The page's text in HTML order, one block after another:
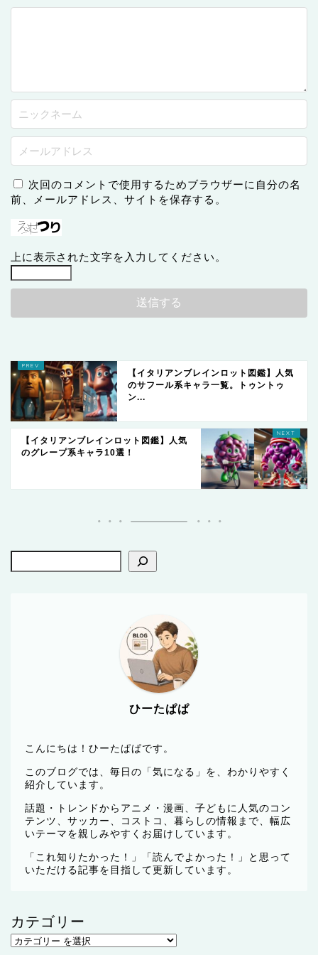
次回のコメントで使用するためブラウザーに自分の名
前、メールアドレス、サイトを保存する。
上に表示された文字を入力してください。
【イタリアンブレインロット図鑑】人気
のサフール系キャラ一覧。トゥントゥ
ン...
【イタリアンブレインロット図鑑】人気
のグレープ系キャラ10選！
ひーたぱぱ
こんにちは！ひーたぱぱです。
このブログでは、毎日の「気になる」を、わかりやすく
紹介しています。
話題・トレンドからアニメ・漫画、子どもに人気のコン
テンツ、サッカー、コストコ、暮らしの情報まで、幅広
いテーマを親しみやすくお届けしています。
「これ知りたかった！」「読んでよかった！」と思って
いただける記事を目指して更新しています。
カテゴリー